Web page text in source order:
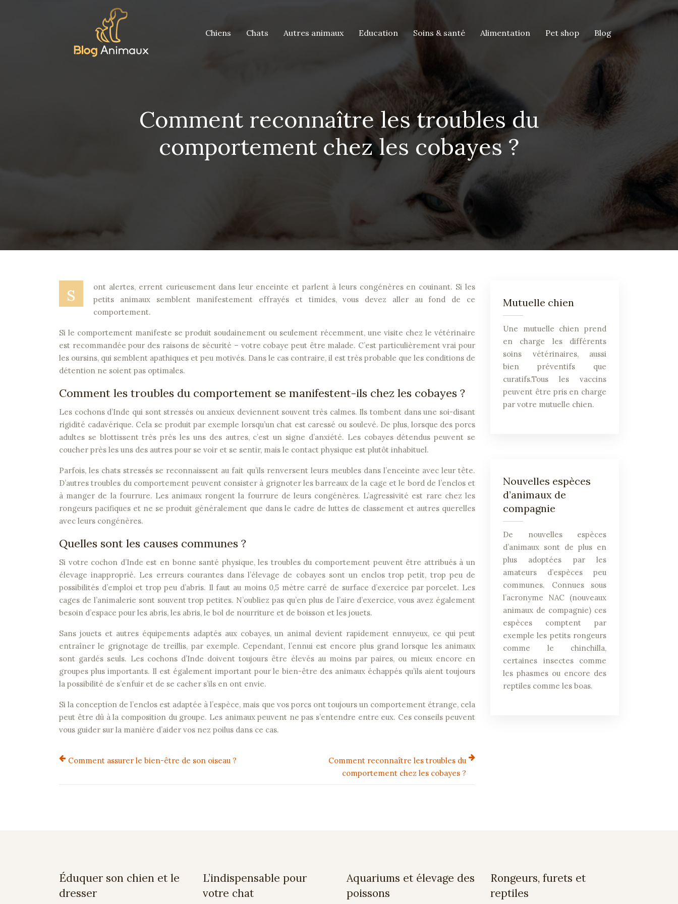
Chiens Chats Autres animaux Education Soins & santé Alimentation Pet shop Blog
Comment reconnaître les troubles du
comportement chez les cobayes ?
s
ont alertes, errent curieusement dans leur enceinte et parlent à leurs congénères en couinant. Si les
petits animaux semblent manifestement effrayés et timides, vous devez aller au fond de ce
comportement.
Si le comportement manifeste se produit soudainement ou seulement récemment, une visite chez le vétérinaire
est recommandée pour des raisons de sécurité – votre cobaye peut être malade. C’est particulièrement vrai pour
les oursins, qui semblent apathiques et peu motivés. Dans le cas contraire, il est très probable que les conditions de
détention ne soient pas optimales.
Comment les troubles du comportement se manifestent-ils chez les cobayes ?
Les cochons d’Inde qui sont stressés ou anxieux deviennent souvent très calmes. Ils tombent dans une soi-disant
rigidité cadavérique. Cela se produit par exemple lorsqu’un chat est caressé ou soulevé. De plus, lorsque des porcs
adultes se blottissent très près les uns des autres, c’est un signe d’anxiété. Les cobayes détendus peuvent se
coucher près les uns des autres pour se voir et se sentir, mais le contact physique est plutôt inhabituel.
Parfois, les chats stressés se reconnaissent au fait qu’ils renversent leurs meubles dans l’enceinte avec leur tête.
D’autres troubles du comportement peuvent consister à grignoter les barreaux de la cage et le bord de l’enclos et
à manger de la fourrure. Les animaux rongent la fourrure de leurs congénères. L’agressivité est rare chez les
rongeurs pacifiques et ne se produit généralement que dans le cadre de luttes de classement et autres querelles
avec leurs congénères.
Quelles sont les causes communes ?
Si votre cochon d’Inde est en bonne santé physique, les troubles du comportement peuvent être attribués à un
élevage inapproprié. Les erreurs courantes dans l’élevage de cobayes sont un enclos trop petit, trop peu de
possibilités d’emploi et trop peu d’abris. Il faut au moins 0,5 mètre carré de surface d’exercice par porcelet. Les
cages de l’animalerie sont souvent trop petites. N’oubliez pas qu’en plus de l’aire d’exercice, vous avez également
besoin d’espace pour les abris, les abris, le bol de nourriture et de boisson et les jouets.
Sans jouets et autres équipements adaptés aux cobayes, un animal devient rapidement ennuyeux, ce qui peut
entraîner le grignotage de treillis, par exemple. Cependant, l’ennui est encore plus grand lorsque les animaux
sont gardés seuls. Les cochons d’Inde doivent toujours être élevés au moins par paires, ou mieux encore en
groupes plus importants. Il est également important pour le bien-être des animaux échappés qu’ils aient toujours
la possibilité de s’enfuir et de se cacher s’ils en ont envie.
Si la conception de l’enclos est adaptée à l’espèce, mais que vos porcs ont toujours un comportement étrange, cela
peut être dû à la composition du groupe. Les animaux peuvent ne pas s’entendre entre eux. Ces conseils peuvent
vous guider sur la manière d’aider vos nez poilus dans ce cas.
Comment assurer le bien-être de son oiseau ?
Comment reconnaître les troubles du
comportement chez les cobayes ?
Mutuelle chien
Une mutuelle chien prend
en charge les différents
soins vétérinaires, aussi
bien préventifs que
curatifs.Tous les vaccins
peuvent être pris en charge
par votre mutuelle chien.
Nouvelles espèces
d’animaux de
compagnie
De nouvelles espèces
d’animaux sont de plus en
plus adoptées par les
amateurs d’espèces peu
communes. Connues sous
l’acronyme NAC (nouveaux
animaux de compagnie) ces
espèces comptent par
exemple les petits rongeurs
comme le chinchilla,
certaines insectes comme
les phasmes ou encore des
reptiles comme les boas.
Éduquer son chien et le
dresser
L’indispensable pour
votre chat
Aquariums et élevage des
poissons
Rongeurs, furets et
reptiles